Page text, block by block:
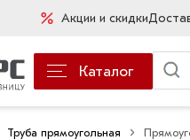
Акции и скидки
Каталог
Труба прямоугольная